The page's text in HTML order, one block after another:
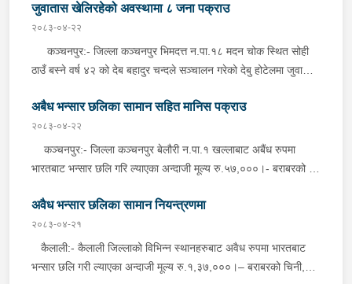
जुवातास खेलिरहेको अवस्थामा ८ जना पक्राउ
२०८३-०४-२२
कञ्चनपुर:- जिल्ला कञ्चनपुर भिमदत्त न.पा.१८ मदन चोक स्थित सोही
ठाउँ बस्ने वर्ष ४२ को देब बहादुर चन्दले सञ्चालन गरेको देबु होटेलमा जुवातास
गोप्य सुचनाको आधारमा जिल्ला प्रहरी कार्यालय कञ्चनपुरबाट खटिएको
प्रहरी टोलीले नगद रु.५५,०८०।- ( पचपन्न हजार असी) र २ गड्डी तास
सहित पक्राउ गरेको छ । यस सम्बन्धमा प्रहरीले अनुसन्धान गरिरहेको छ ।
अबैध भन्सार छलिका सामान सहित मानिस पक्राउ
२०८३-०४-२२
कञ्चनपुर:- जिल्ला कञ्चनपुर बेलौरी न.पा.१ खल्लाबाट अबैंध रुपमा
भारतबाट भन्सार छलि गरि ल्याएका अन्दाजी मूल्य रु.५७,०००।- बराबरको ३
कलौनी वस्ने बर्ष २२ को सन्तोश कुमार, वर्ष २० को अनुज गुप्ता, वर्ष २४ को
सञ्जय कुमार र वर्ष २१ को मनोज कुमारलाई प्रहरी चौकी फटैया,
कञ्चनपुरबाट खटिएको प्रहरीले बिहिबार राति फेला पारी चारै जनालाई
नियन्त्रणमा लिएको छ । यसैगरी, सोही न.पा.२ बैजुडाँडाबाट अवैध रुपमा
अवैध भन्सार छलिका सामान नियन्त्रणमा
२०८३-०४-२१
कैलाली:- कैलाली जिल्लाको विभिन्न स्थानहरुबाट अवैध रुपमा भारतबाट
भन्सार छलि गरी ल्याएका अन्दाजी मूल्य रु.१,३७,०००।– बराबरको चिनी,